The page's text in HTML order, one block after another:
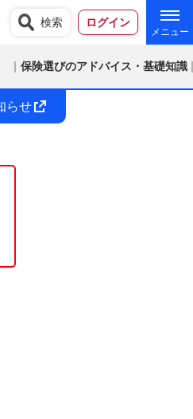
検索 ログイン
保険選びのアドバイス・基礎知識
らせ